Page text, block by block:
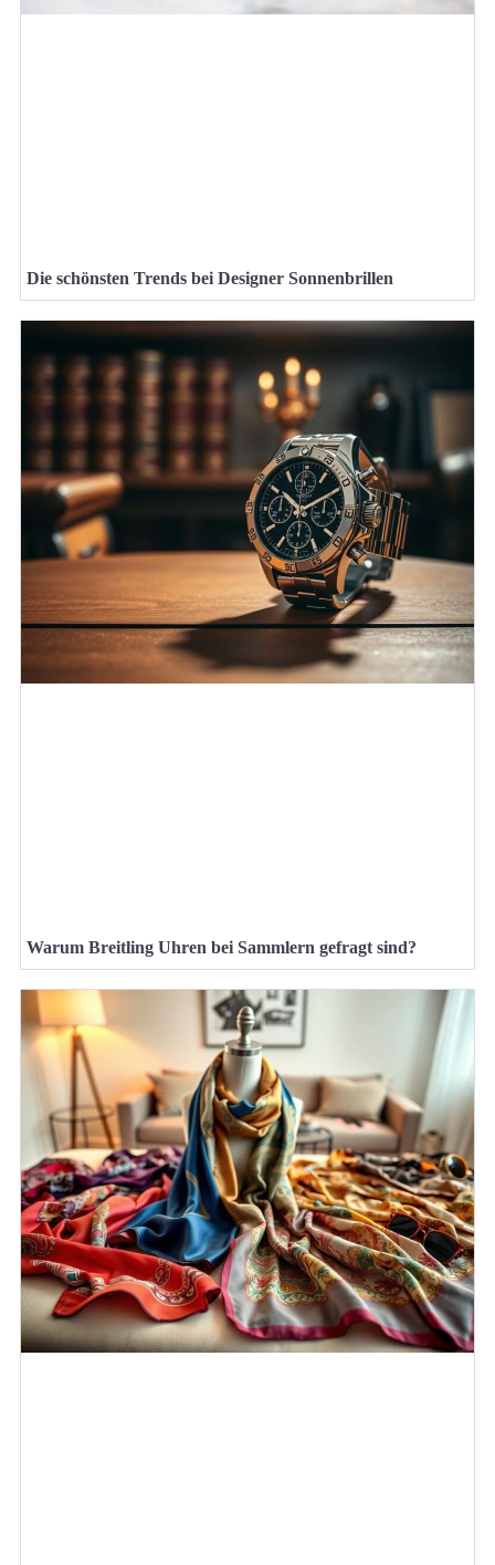
Die schönsten Trends bei Designer Sonnenbrillen
Warum Breitling Uhren bei Sammlern gefragt sind?